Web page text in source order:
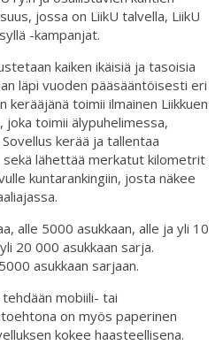
jossa on LiikU talvella, LiikU
-kampanjat.
kaiken ikäisiä ja tasoisia
läpi vuoden pääsääntöisesti eri
kerääjänä toimii ilmainen Liikkuen
joka toimii älypuhelimessa,
kerää ja tallentaa
lähettää merkatut kilometrit
kuntarankingiin, josta näkee
alle 5000 asukkaan, alle ja yli 10
20 000 asukkaan sarja.
asukkaan sarjaan.
mobiili- tai
on myös paperinen
kokee haasteellisena.